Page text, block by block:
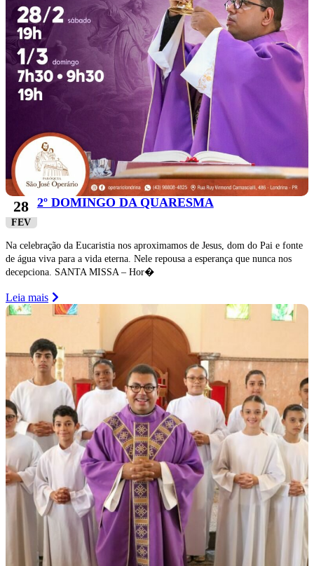
28
FEV
2º DOMINGO DA QUARESMA
Na celebração da Eucaristia nos aproximamos de Jesus, dom do Pai e fonte
de água viva para a vida eterna. Nele repousa a esperança que nunca nos
decepciona. SANTA MISSA – Hor�
Leia mais